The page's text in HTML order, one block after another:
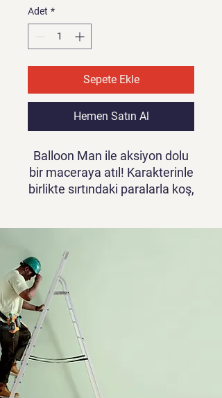
Adet *
Sepete Ekle
Hemen Satın Al
Balloon Man ile aksiyon dolu
bir maceraya atıl! Karakterinle
birlikte sırtındaki paralarla koş,
Oyun videosunu görmek için